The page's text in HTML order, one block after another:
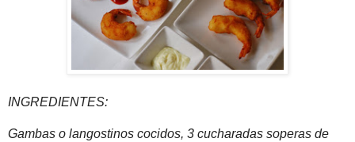
INGREDIENTES:
Gambas o langostinos cocidos, 3 cucharadas soperas de